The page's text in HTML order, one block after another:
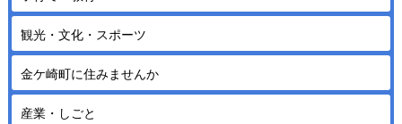
観光・文化・スポーツ
金ケ崎町に住みませんか
産業・しごと